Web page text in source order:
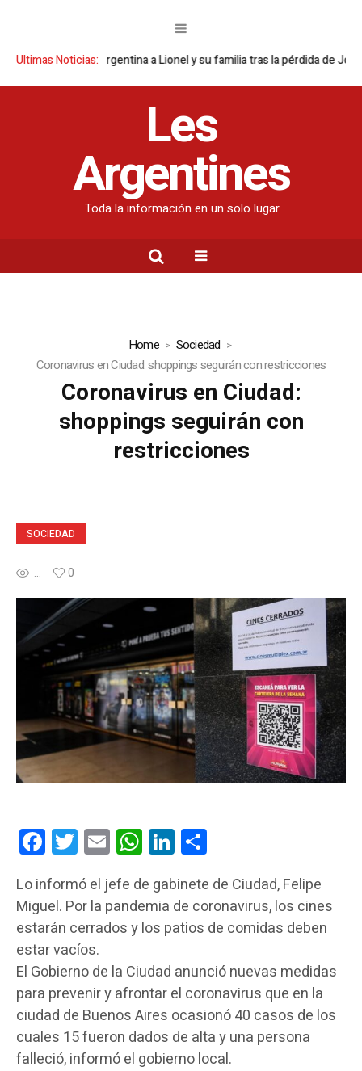
Ultimas Noticias:
la Selección argentina a Lionel y su familia tras la pérdida de Jorge
Les
Argentines
Toda la información en un solo lugar
Home
Sociedad
Coronavirus en Ciudad: shoppings seguirán con restricciones
Coronavirus en Ciudad:
shoppings seguirán con
restricciones
SOCIEDAD
... 0
FacebookTwitterEmail WhatsAppLinkedIn
Lo informó el jefe de gabinete de Ciudad, Felipe
Miguel. Por la pandemia de coronavirus, los cines
estarán cerrados y los patios de comidas deben
estar vacíos.
El Gobierno de la Ciudad anunció nuevas medidas
para prevenir y afrontar el coronavirus que en la
ciudad de Buenos Aires ocasionó 40 casos de los
cuales 15 fueron dados de alta y una persona
falleció, informó el gobierno local.